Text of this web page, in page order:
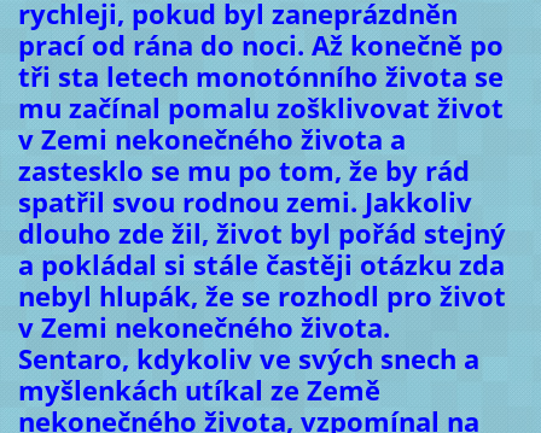
rychleji, pokud byl zaneprázdněn
prací od rána do noci. Až konečně po
tři sta letech monotónního života se
mu začínal pomalu zošklivovat život
v Zemi nekonečného života a
zastesklo se mu po tom, že by rád
spatřil svou rodnou zemi. Jakkoliv
dlouho zde žil, život byl pořád stejný
a pokládal si stále častěji otázku zda
nebyl hlupák, že se rozhodl pro život
v Zemi nekonečného života.
Sentaro, kdykoliv ve svých snech a
myšlenkách utíkal ze Země
nekonečného života, vzpomínal na